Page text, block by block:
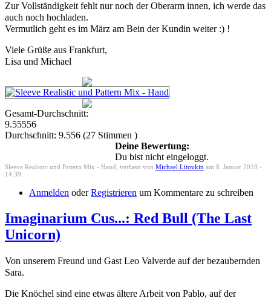
Zur Vollständigkeit fehlt nur noch der Oberarm innen, ich werde das
auch noch hochladen.
Vermutlich geht es im März am Bein der Kundin weiter :) !
Viele Grüße aus Frankfurt,
Lisa und Michael
Gesamt-Durchschnitt:
9.55556
Durchschnitt: 9.556 (27 Stimmen )
Deine Bewertung:
Du bist nicht eingeloggt.
Sleeve Realistic und Pattern Mix - Hand, verfasst von Michael Litovkin am 8. Januar 2019 -
14:39.
Anmelden oderRegistrieren um Kommentare zu schreiben
Imaginarium Cus...: Red Bull (The Last
Unicorn)
Von unserem Freund und Gast Leo Valverde auf der bezaubernden
Sara.
Die Knöchel sind eine etwas ältere Arbeit von Pablo, auf der